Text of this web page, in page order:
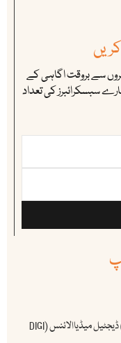
سے بروقت اگاہی کے
سبسکرائبرز کی تعداد
آئی بی سی ( انڈس براڈ کاسٹ اینڈ کیمونیکیشن ) ڈیجٹیل میڈیاالائنس (DIGI